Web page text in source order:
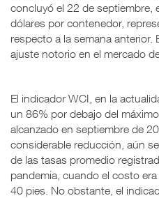
concluyó el 22 de septiembre,
dólares por contenedor,
respecto a la semana anterior.
ajuste notorio en el mercado
El indicador WCI, en la
un 86% por debajo del
alcanzado en septiembre de
considerable reducción, aún
de las tasas promedio
pandemia, cuando el costo
40 pies. No obstante, el